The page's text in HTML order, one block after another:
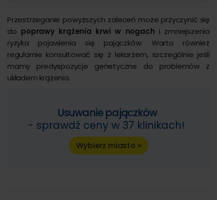
Przestrzeganie powyższych zaleceń może przyczynić się
do poprawy krążenia krwi w nogach i zmniejszenia
ryzyka pojawienia się pajączków. Warto również
regularnie konsultować się z lekarzem, szczególnie jeśli
mamy predyspozycje genetyczne do problemów z
układem krążenia.
Usuwanie pajączków
- sprawdź ceny w 37 klinikach!
Wybierz miasto »